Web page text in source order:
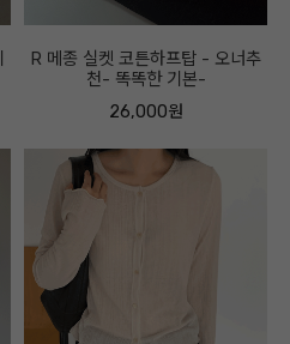
R 메종 실켓 코튼하프탑 - 오너추
천- 똑똑한 기본-
26,000원